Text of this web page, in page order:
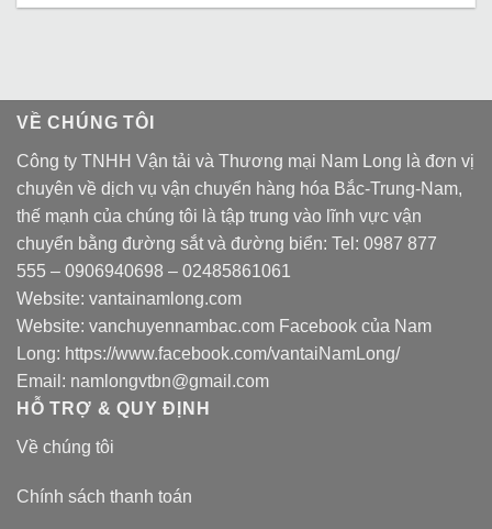
VỀ CHÚNG TÔI
Công ty TNHH Vận tải và Thương mại Nam Long là đơn vị
chuyên về dịch vụ vận chuyển hàng hóa Bắc-Trung-Nam,
thế mạnh của chúng tôi là tập trung vào lĩnh vực vận
chuyển bằng đường sắt và đường biển: Tel: 0987 877
555 – 0906940698 – 02485861061
Website: vantainamlong.com
Website: vanchuyennambac.com Facebook của Nam
Long: https://www.facebook.com/vantaiNamLong/
Email: namlongvtbn@gmail.com
HỖ TRỢ & QUY ĐỊNH
Về chúng tôi
Chính sách thanh toán